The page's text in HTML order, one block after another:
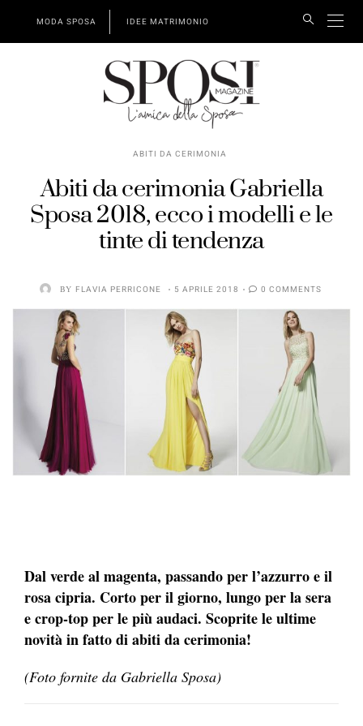
MODA SPOSA IDEE MATRIMONIO
ABITI DA CERIMONIA
Abiti da cerimonia Gabriella
Sposa 2018, ecco i modelli e le
tinte di tendenza
BY FLAVIA PERRICONE 5 APRILE 2018 0 COMMENTS
Dal verde al magenta, passando per l’azzurro e il
rosa cipria. Corto per il giorno, lungo per la sera
e crop-top per le più audaci. Scoprite le ultime
novità in fatto di abiti da cerimonia!
(Foto fornite da Gabriella Sposa)